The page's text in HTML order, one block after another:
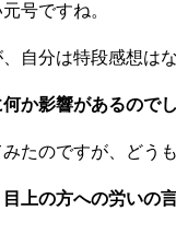
号ですね。
自分は特段感想はな
何か影響があるので
たのですが、どう
目上の方への労いの